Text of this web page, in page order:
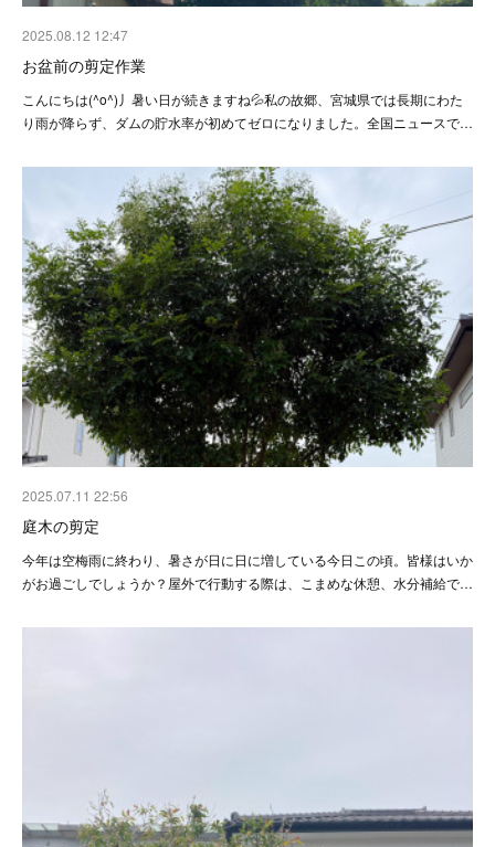
2025.08.12 12:47
お盆前の剪定作業
こんにちは(^o^)丿暑い日が続きますね💦私の故郷、宮城県では長期にわた
り雨が降らず、ダムの貯水率が初めてゼロになりました。全国ニュースで…
2025.07.11 22:56
庭木の剪定
今年は空梅雨に終わり、暑さが日に日に増している今日この頃。皆様はいか
がお過ごしでしょうか？屋外で行動する際は、こまめな休憩、水分補給で…